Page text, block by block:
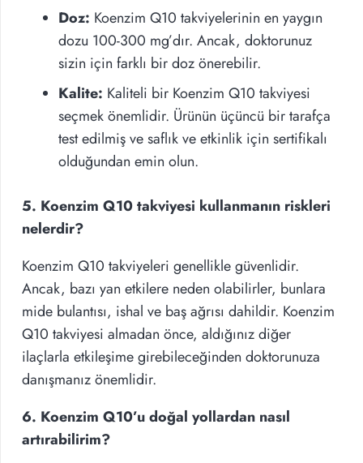
Doz: Koenzim Q10 takviyelerinin en yaygın
dozu 100-300 mg’dır. Ancak, doktorunuz
sizin için farklı bir doz önerebilir.
Kalite: Kaliteli bir Koenzim Q10 takviyesi
seçmek önemlidir. Ürünün üçüncü bir tarafça
test edilmiş ve saflık ve etkinlik için sertifikalı
olduğundan emin olun.
5. Koenzim Q10 takviyesi kullanmanın riskleri
nelerdir?
Koenzim Q10 takviyeleri genellikle güvenlidir.
Ancak, bazı yan etkilere neden olabilirler, bunlara
mide bulantısı, ishal ve baş ağrısı dahildir. Koenzim
Q10 takviyesi almadan önce, aldığınız diğer
ilaçlarla etkileşime girebileceğinden doktorunuza
danışmanız önemlidir.
6. Koenzim Q10’u doğal yollardan nasıl
artırabilirim?